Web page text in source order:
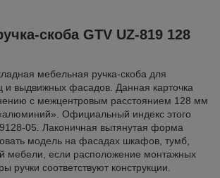
скоба GTV UZ-819 128
мебельная ручка-скоба для
и выдвижных фасадов. Данная карточка
с межцентровым расстоянием 128 мм
Официальный индекс этого
05. Лаконичная вытянутая форма
модель на фасадах шкафов, тумб,
мебели, если расположение монтажных
ручки соответствуют конструкции.